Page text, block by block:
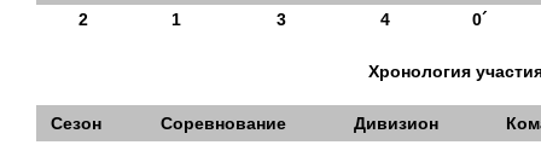
2
1 3 4 0´
Хронология
Сезон Соревнование Дивизион